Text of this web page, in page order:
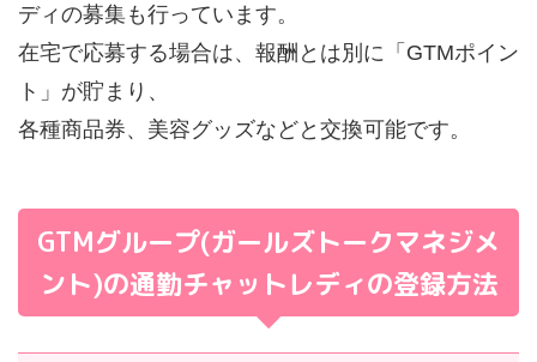
ディの募集も行っています。
在宅で応募する場合は、報酬とは別に「GTMポイン
ト」が貯まり、
各種商品券、美容グッズなどと交換可能です。
GTMグループ(ガールズトークマネジメ
ント)の通勤チャットレディの登録方法